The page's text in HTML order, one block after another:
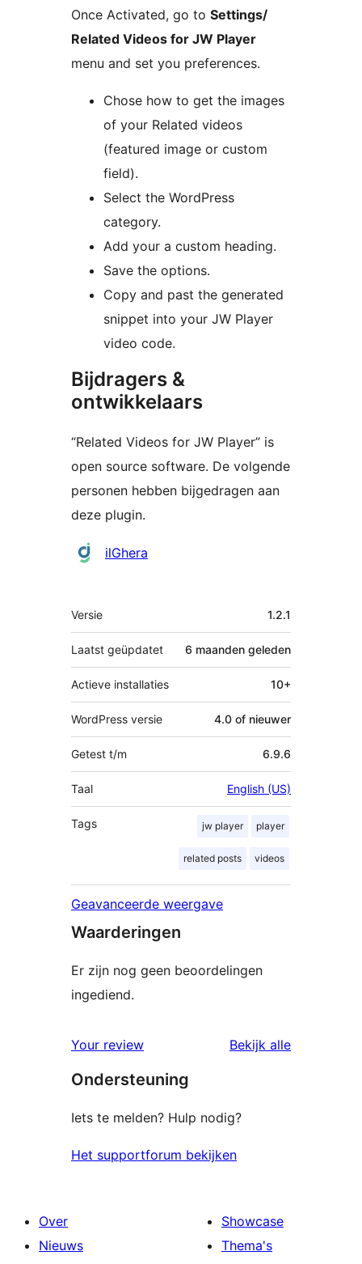
Once Activated, go to Settings/
Related Videos for JW Player
menu and set you preferences.
Chose how to get the images
of your Related videos
(featured image or custom
field).
Select the WordPress
category.
Add your a custom heading.
Save the options.
Copy and past the generated
snippet into your JW Player
video code.
Bijdragers &
ontwikkelaars
“Related Videos for JW Player” is
open source software. De volgende
personen hebben bijgedragen aan
deze plugin.
Bijdragers
ilGhera
Meta
Versie 1.2.1
Laatst geüpdatet 6 maanden geleden
Actieve installaties 10+
WordPress versie 4.0 of nieuwer
Getest t/m 6.9.6
Taal English (US)
Tags jw player player
related posts videos
Geavanceerde weergave
Waarderingen
Er zijn nog geen beoordelingen
ingediend.
Your review Bekijk alle
Ondersteuning
Iets te melden? Hulp nodig?
Het supportforum bekijken
Over
Nieuws
Showcase
Thema's